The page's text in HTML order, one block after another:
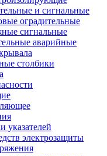
и сигнальные
оградительные
сигнальные
аварийные
столбики
указателей
электрозащиты